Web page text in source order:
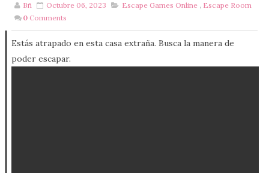
Bñ Octubre 06, 2023 Escape Games Online , Escape Room
0 Comments
Estás atrapado en esta casa extraña. Busca la manera de
poder escapar.